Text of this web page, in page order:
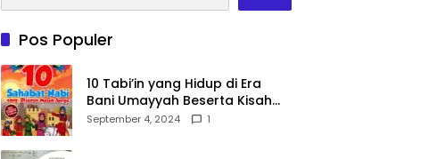
Pos Populer
10 Tabi’in yang Hidup di Era
Bani Umayyah Beserta Kisah
Teladan Mereka!
September 4, 2024 1